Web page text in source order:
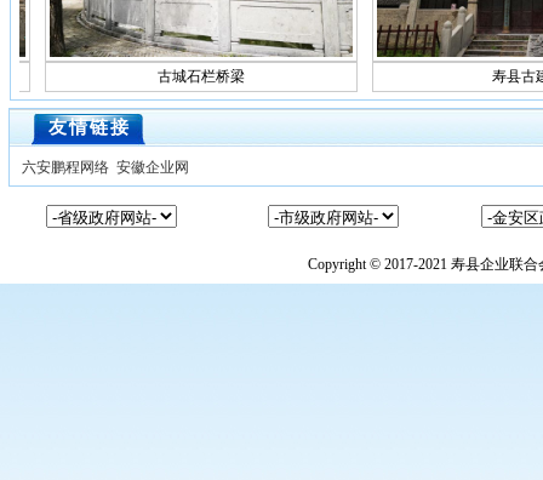
古城石栏桥梁 寿县古建筑
友情链接
六安鹏程网络 安徽企业网
Copyright © 2017-2021 寿县企业联